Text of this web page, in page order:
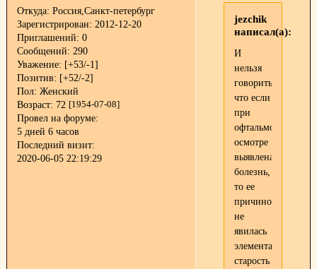
Откуда: Россия,Санкт-петербург
Зарегистрирован: 2012-12-20
Приглашений: 0
Сообщений: 290
Уважение: [+53/-1]
Позитив: [+52/-2]
Пол: Женский
Возраст: 72 [1954-07-08]
Провел на форуме:
5 дней 6 часов
Последний визит:
2020-06-05 22:19:29
jezchik
написал(а):
И
нельзя
говорить,
что если
при
осмотре
выявлена
болезнь,
то ее
причиной
не
явилась
элементарная
старость